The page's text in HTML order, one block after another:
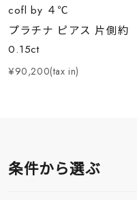
cofl by ４℃
プラチナ ピアス 片側約
0.15ct
¥90,200(tax in)
条件から選ぶ